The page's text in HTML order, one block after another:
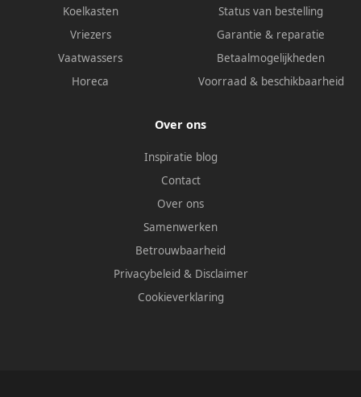
Koelkasten
Vriezers
Vaatwassers
Horeca
Status van bestelling
Garantie & reparatie
Betaalmogelijkheden
Voorraad & beschikbaarheid
Over ons
Inspiratie blog
Contact
Over ons
Samenwerken
Betrouwbaarheid
Privacybeleid & Disclaimer
Cookieverklaring